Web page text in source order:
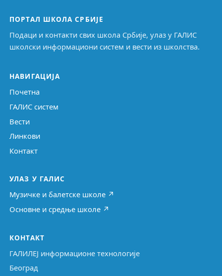
ПОРТАЛ ШКОЛА СРБИЈЕ
Подаци и контакти свих школа Србије, улаз у ГАЛИС
школски информациони систем и вести из школства.
НАВИГАЦИЈА
Почетна
ГАЛИС систем
Вести
Линкови
Контакт
УЛАЗ У ГАЛИС
Музичке и балетске школе ↗
Основне и средње школе ↗
КОНТАКТ
ГАЛИЛЕЈ информационе технологије
Београд